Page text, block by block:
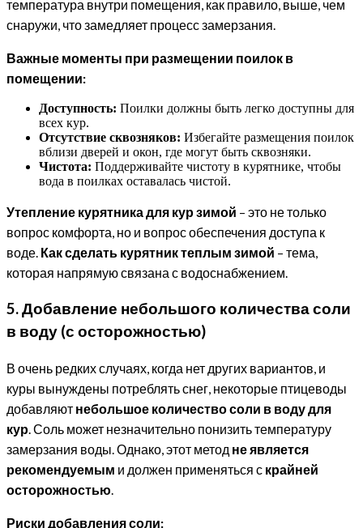
температура внутри помещения, как правило, выше, чем
снаружи, что замедляет процесс замерзания.
Важные моменты при размещении поилок в
помещении:
Доступность: Поилки должны быть легко доступны для
всех кур.
Отсутствие сквозняков: Избегайте размещения поилок
вблизи дверей и окон, где могут быть сквозняки.
Чистота: Поддерживайте чистоту в курятнике, чтобы
вода в поилках оставалась чистой.
Утепление курятника для кур зимой – это не только
вопрос комфорта, но и вопрос обеспечения доступа к
воде. Как сделать курятник теплым зимой – тема,
которая напрямую связана с водоснабжением.
5. Добавление небольшого количества соли
в воду (с осторожностью)
В очень редких случаях, когда нет других вариантов, и
куры вынуждены потреблять снег, некоторые птицеводы
добавляют небольшое количество соли в воду для
кур. Соль может незначительно понизить температуру
замерзания воды. Однако, этот метод не является
рекомендуемым и должен применяться с крайней
осторожностью.
Риски добавления соли: